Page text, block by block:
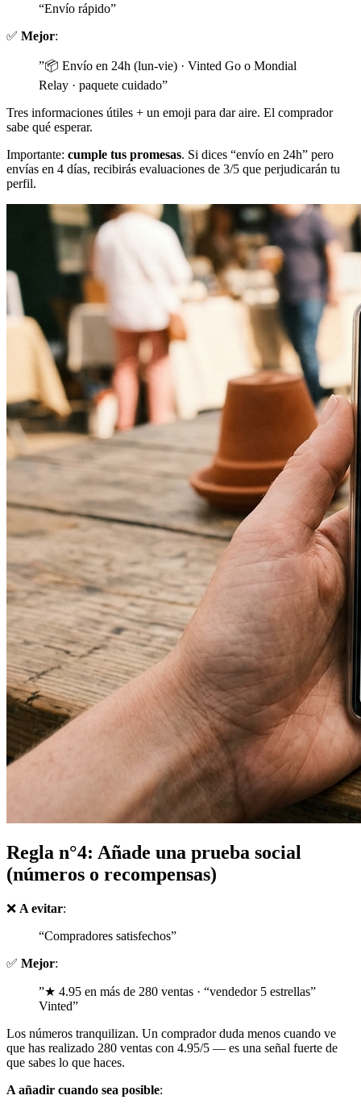
“Envío rápido”
✅ Mejor:
”📦 Envío en 24h (lun-vie) · Vinted Go o Mondial
Relay · paquete cuidado”
Tres informaciones útiles + un emoji para dar aire. El comprador
sabe qué esperar.
Importante: cumple tus promesas. Si dices “envío en 24h” pero
envías en 4 días, recibirás evaluaciones de 3/5 que perjudicarán tu
perfil.
Regla n°4: Añade una prueba social
(números o recompensas)
❌ A evitar:
“Compradores satisfechos”
✅ Mejor:
”★ 4.95 en más de 280 ventas · “vendedor 5 estrellas”
Vinted”
Los números tranquilizan. Un comprador duda menos cuando ve
que has realizado 280 ventas con 4.95/5 — es una señal fuerte de
que sabes lo que haces.
A añadir cuando sea posible: